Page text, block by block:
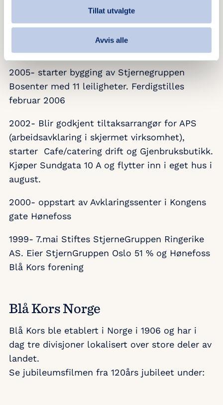
Tillat utvalgte
Avvis alle
2006- Det inngås partnerskapsavtale med
Ringerike. Blå Kors deles inn i regioner og ny
eierstruktur etableres. 90 % Blå Kors Norge og
2005- starter bygging av Stjernegruppen
Bosenter med 11 leiligheter. Ferdigstilles
februar 2006
2002- Blir godkjent tiltaksarrangør for APS
(arbeidsavklaring i skjermet virksomhet),
starter Cafe/catering drift og Gjenbruksbutikk.
Kjøper Sundgata 10 A og flytter inn i eget hus i
august.
2000- oppstart av Avklaringssenter i Kongens
gate Hønefoss
1999- 7.mai Stiftes StjerneGruppen Ringerike
AS. Eier StjernGruppen Oslo 51 % og Hønefoss
Blå Kors forening
Blå Kors Norge
Blå Kors ble etablert i Norge i 1906 og har i
dag tre divisjoner lokalisert over store deler av
landet.
Se jubileumsfilmen fra 120års jubileet under: